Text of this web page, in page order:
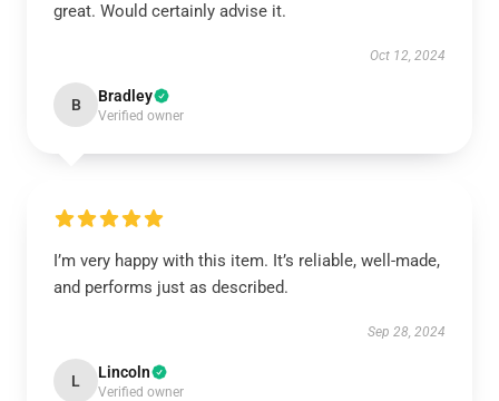
great. Would certainly advise it.
Oct 12, 2024
B Bradley
Verified owner
I’m very happy with this item. It’s reliable, well-made,
and performs just as described.
Sep 28, 2024
L Lincoln
Verified owner